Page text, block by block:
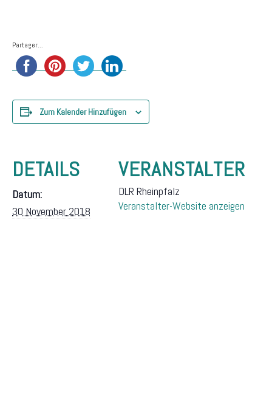
Partager...
Zum Kalender Hinzufügen
DETAILS
Datum:
30 November 2018
VERANSTALTER
DLR Rheinpfalz
Veranstalter-Website anzeigen